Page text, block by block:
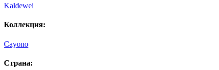
Kaldewei
Коллекция:
Cayono
Страна: